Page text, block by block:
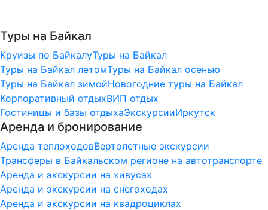
Туры на Байкал
Круизы по БайкалуТуры на Байкал
Туры на Байкал летомТуры на Байкал осенью
Туры на Байкал зимойНовогодние туры на Байкал
Корпоративный отдыхВИП отдых
Гостиницы и базы отдыхаЭкскурсииИркутск
Аренда и бронирование
Аренда теплоходовВертолетные экскурсии
Трансферы в Байкальском регионе на автотранспорте
Аренда и экскурсии на хивусах
Аренда и экскурсии на снегоходах
Аренда и экскурсии на квадроциклах